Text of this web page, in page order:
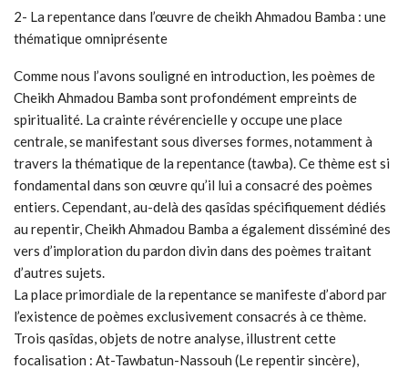
2- La repentance dans l’œuvre de cheikh Ahmadou Bamba : une
thématique omniprésente
Comme nous l’avons souligné en introduction, les poèmes de
Cheikh Ahmadou Bamba sont profondément empreints de
spiritualité. La crainte révérencielle y occupe une place
centrale, se manifestant sous diverses formes, notamment à
travers la thématique de la repentance (tawba). Ce thème est si
fondamental dans son œuvre qu’il lui a consacré des poèmes
entiers. Cependant, au-delà des qasîdas spécifiquement dédiés
au repentir, Cheikh Ahmadou Bamba a également disséminé des
vers d’imploration du pardon divin dans des poèmes traitant
d’autres sujets.
La place primordiale de la repentance se manifeste d’abord par
l’existence de poèmes exclusivement consacrés à ce thème.
Trois qasîdas, objets de notre analyse, illustrent cette
focalisation : At-Tawbatun-Nassouh (Le repentir sincère),